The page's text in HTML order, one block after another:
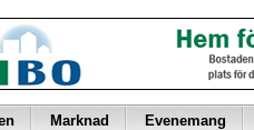
Marknad Evenemang